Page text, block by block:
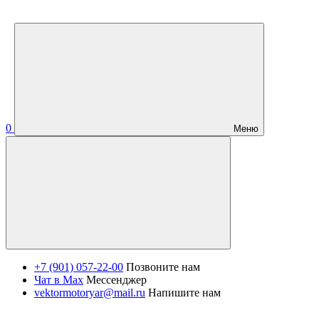
0 Меню
+7 (901) 057-22-00 Позвоните нам
Чат в Max Мессенджер
vektormotoryar@mail.ru Напишите нам